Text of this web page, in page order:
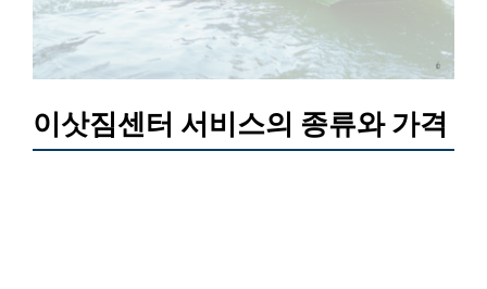
이삿짐센터 서비스의 종류와 가격